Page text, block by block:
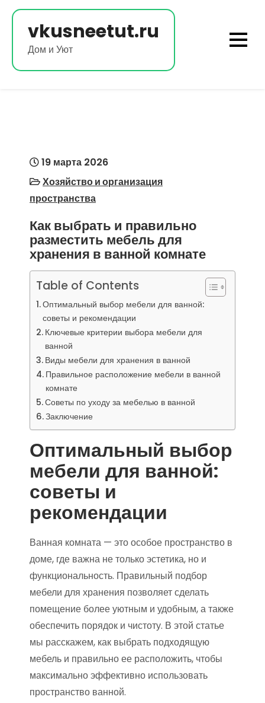
Перейти
содержимому
vkusneetut.ru
Дом и Уют
19 марта 2026
Хозяйство и организация
пространства
Как выбрать и правильно
разместить мебель для
хранения в ванной комнате
Table of Contents
Оптимальный выбор мебели для ванной:
советы и рекомендации
Ключевые критерии выбора мебели для
ванной
Виды мебели для хранения в ванной
Правильное расположение мебели в ванной
комнате
Советы по уходу за мебелью в ванной
Заключение
Оптимальный выбор
мебели для ванной:
советы и
рекомендации
Ванная комната — это особое пространство в
доме, где важна не только эстетика, но и
функциональность. Правильный подбор
мебели для хранения позволяет сделать
помещение более уютным и удобным, а также
обеспечить порядок и чистоту. В этой статье
мы расскажем, как выбрать подходящую
мебель и правильно ее расположить, чтобы
максимально эффективно использовать
пространство ванной.